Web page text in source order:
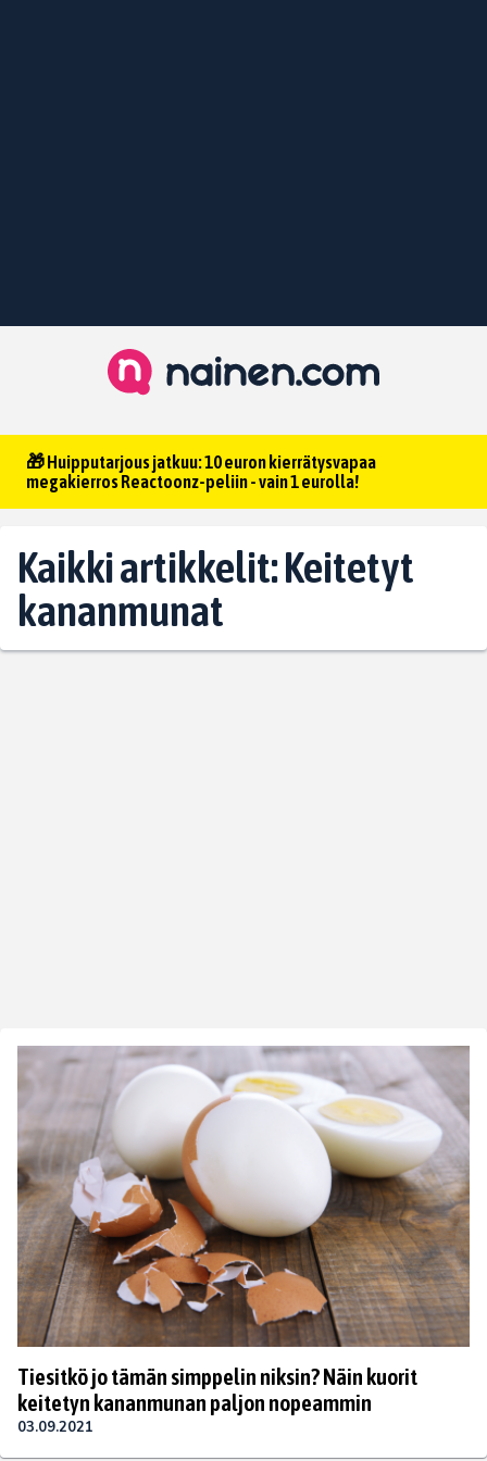
🎁 Huipputarjous jatkuu: 10 euron kierrätysvapaa
megakierros Reactoonz-peliin - vain 1 eurolla!
Kaikki artikkelit: Keitetyt
kananmunat
Tiesitkö jo tämän simppelin niksin? Näin kuorit
keitetyn kananmunan paljon nopeammin
03.09.2021